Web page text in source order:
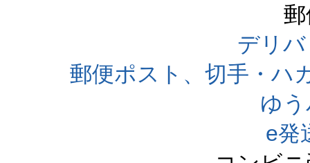
デリ
郵便ポスト、切手・ハ
ゆ
e発